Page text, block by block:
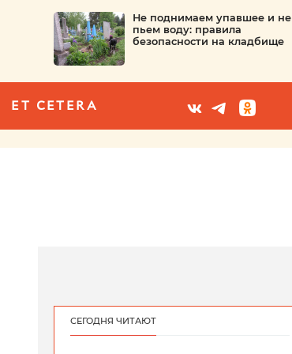
Не поднимаем упавшее и не
пьем воду: правила
безопасности на кладбище
ET CETERA
СЕГОДНЯ ЧИТАЮТ